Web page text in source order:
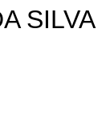
SILVA